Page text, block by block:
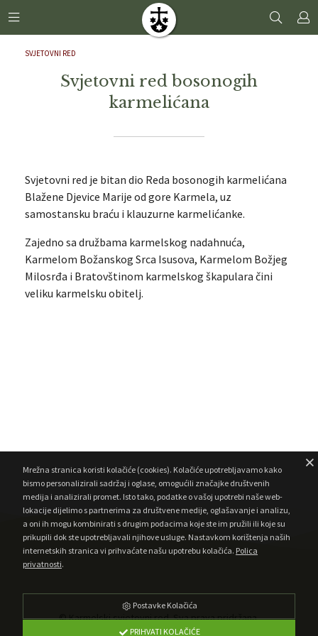
SVJETOVNI RED
Svjetovni red bosonogih
karmelićana
Svjetovni red je bitan dio Reda bosonogih karmelićana
Blažene Djevice Marije od gore Karmela, uz
samostansku braću i klauzurne karmelićanke.
Zajedno sa družbama karmelskog nadahnuća,
Karmelom Božanskog Srca Isusova, Karmelom Božjeg
Milosrđa i Bratovštinom karmelskog škapulara čini
veliku karmelsku obitelj.
© Karmelski svjetovni red. Sva prava pridržana.
Developed by AMagdic Web Design•Powered by AMagdic CMF
Mrežna stranica koristi kolačiće (cookies). Kolačiće upotrebljavamo kako
bismo personalizirali sadržaj i oglase, omogućili značajke društvenih
medija i analizirali promet. Isto tako, podatke o vašoj upotrebi naše web-
lokacije dijelimo s partnerima za društvene medije, oglašavanje i analizu,
a oni ih mogu kombinirati s drugim podacima koje ste im pružili ili koje su
prikupili dok ste upotrebljavali njihove usluge. Nastavkom korištenja naših
internetskih stranica vi prihvaćate našu upotrebu kolačića. Polica
privatnosti.
Postavke Kolačića
PRIHVATI KOLAČIĆE